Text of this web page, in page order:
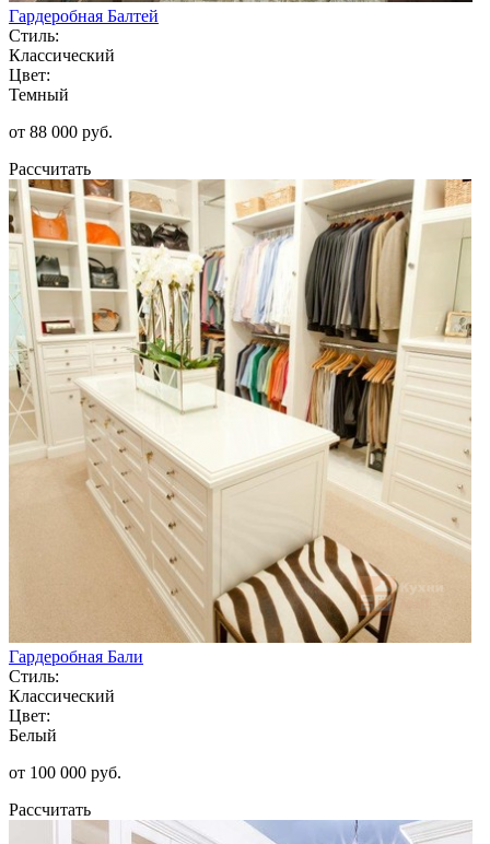
Гардеробная Балтей
Стиль:
Классический
Цвет:
Темный
от 88 000 руб.
Рассчитать
Гардеробная Бали
Стиль:
Классический
Цвет:
Белый
от 100 000 руб.
Рассчитать